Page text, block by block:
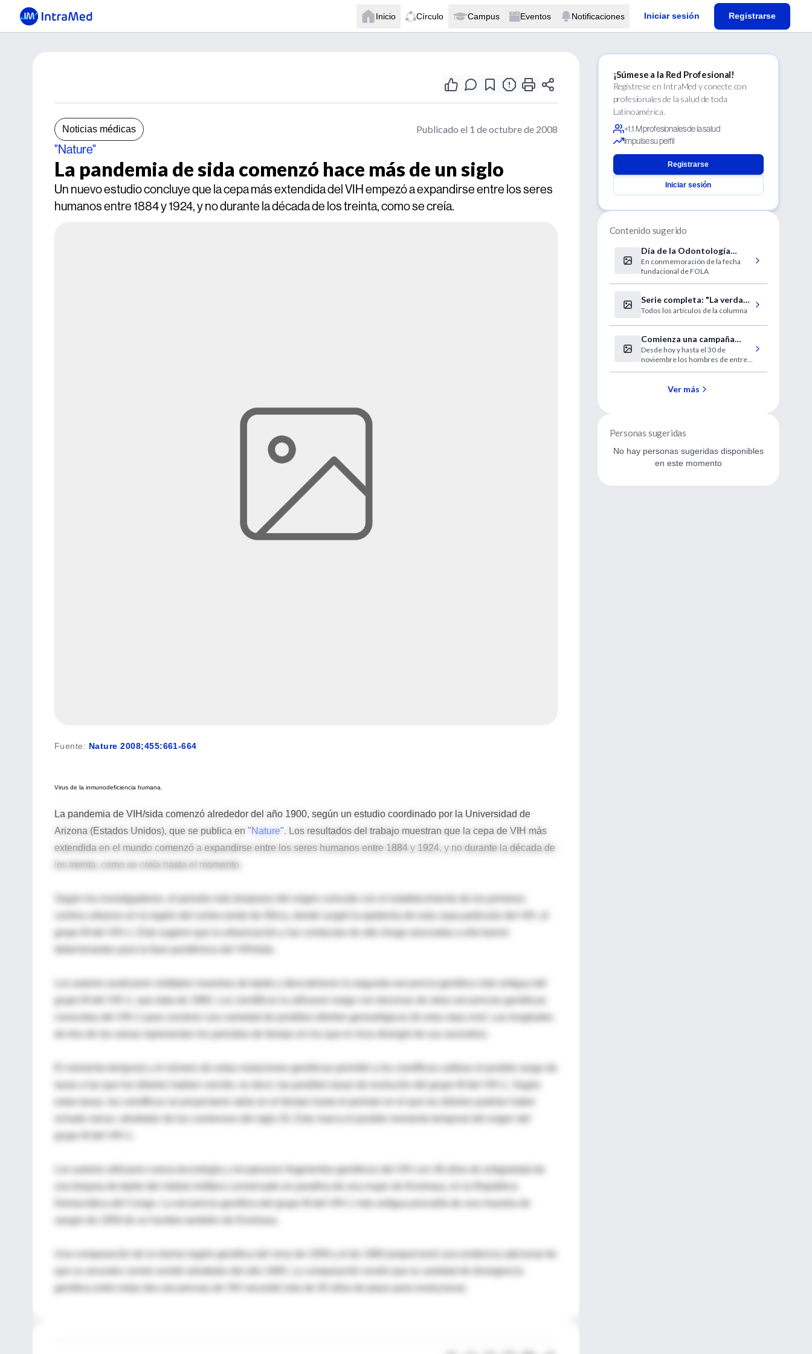
Inicio Círculo Campus Eventos Notificaciones Iniciar sesión Registrarse
Noticias médicas Publicado el 1 de octubre de 2008
"Nature"
La pandemia de sida comenzó hace más de un siglo
Un nuevo estudio concluye que la cepa más extendida del VIH empezó a expandirse entre los seres
humanos entre 1884 y 1924, y no durante la década de los treinta, como se creía.
Fuente: Nature 2008;455:661-664
Virus de la inmunodeficiencia humana.
La pandemia de VIH/sida comenzó alrededor del año 1900, según un estudio coordinado por la Universidad de
Arizona (Estados Unidos), que se publica en "Nature". Los resultados del trabajo muestran que la cepa de VIH más
extendida en el mundo comenzó a expandirse entre los seres humanos entre 1884 y 1924, y no durante la década de
los treinta, como se creía hasta el momento.
Según los investigadores, el periodo más temprano del origen coincide con el establecimiento de los primeros
centros urbanos en la región del centro-oeste de África, donde surgió la epidemia de esta cepa particular del VIH, el
grupo M del VIH-1. Esto sugiere que la urbanización y las conductas de alto riesgo asociadas a ella fueron
Los autores analizaron múltiples muestras de tejido y descubrieron la segunda secuencia genética más antigua del
grupo M del VIH-1, que data de 1960. Los científicos la utilizaron luego con docenas de otras secuencias genéticas
conocidas del VIH-1 para construir una variedad de posibles árboles genealógicos de esta cepa viral. Las longitudes
de tres de las ramas representan los periodos de tiempo en los que el virus divergió de sus ancestros.
El momento temporal y el número de estas mutaciones genéticas permitió a los científicos calibrar el posible rango de
tasas a las que los árboles habían crecido, es decir, las posibles tasas de evolución del grupo M del VIH-1. Según
estas tasas, los científicos se proyectaron atrás en el tiempo hasta el periodo en el que los árboles podrían haber
echado raíces: alrededor de los comienzos del siglo 20. Esto marca el posible momento temporal del origen del
grupo M del VIH-1.
Los autores utilizaron nueva tecnología y recuperaron fragmentos genéticos del VIH con 48 años de antigüedad de
Democrática del Congo. La secuencia genética del grupo M del VIH-1 más antigua procedía de una muestra de
sangre de 1959 de un hombre también de Kinshasa.
Una comparación de la misma región genética del virus de 1959 y el de 1960 proporcionó una evidencia adicional de
que su ancestro común existió alrededor del año 1900. La comparación reveló que la cantidad de divergencia
genética entre estas dos secuencias de VIH necesitó más de 40 años de plazo para evolucionar.
¡Súmese a la Red Profesional!
Regístrese en IntraMed y conecte con
profesionales de la salud de toda
Latinoamérica.
+1.1 M profesionales de la salud
Impulse su perfil
Registrarse
Iniciar sesión
Contenido sugerido
Día de la Odontología
Latinoamericana
En conmemoración de la fecha
fundacional de FOLA
Serie completa: "La verdad
y otras mentiras"
Todos los artículos de la columna
Comienza una campaña
para vacunar contra la
rubeola a varones
Desde hoy y hasta el 30 de
noviembre los hombres de entre
salud, vacunatorios, unidades
Ver más
Personas sugeridas
No hay personas sugeridas disponibles
en este momento